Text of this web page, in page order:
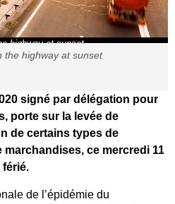
highway at sunset
the highway at sunset
signé par délégation pour
porte sur la levée de
de certains types de
ce mercredi 11
de l’épidémie du